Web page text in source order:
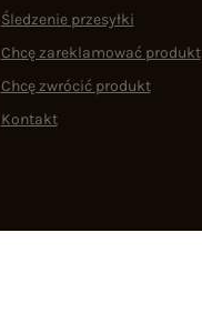
Śledzenie przesyłki
Chcę zareklamować produkt
Chcę zwrócić produkt
Kontakt